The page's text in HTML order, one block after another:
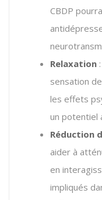
CBDP
Relaxation
sensation
les effets
un potentiel
Réduction
aider à
en
impliqués